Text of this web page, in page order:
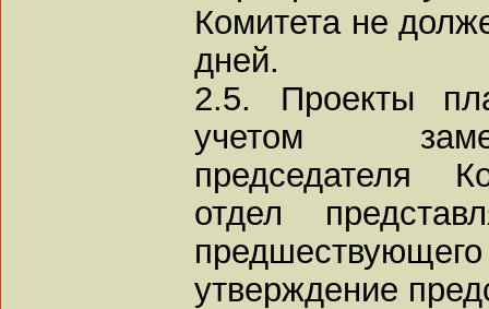
Комитета не
дней.
2.5. Проекты
учетом
председателя
отдел
утверждение